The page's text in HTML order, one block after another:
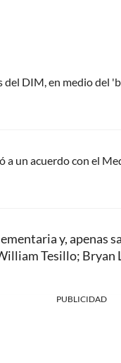
del DIM, en medio del
a un acuerdo con el
y, apenas
Tesillo; Bryan
PUBLICIDAD